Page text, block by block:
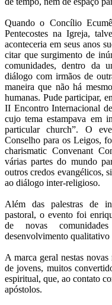
Quando o Concílio
Pentecostes na Igreja,
aconteceria em seus anos
citar que surgimento de
comunidades, dentro da
diálogo com irmãos de
maneira que não há
humanas. Pude participar,
II Encontro Internacional
cujo tema estampava em
particular church”. O
Conselho para os Leigos,
charismatic Convenant
várias partes do mundo
outros credos evangélicos,
ao diálogo inter-religioso.
Além das palestras de
pastoral, o evento foi
de novas
desenvolvimento qualitativo
A marca geral nestas novas
de jovens, muitos
espiritual, que, ao contato
apóstolos.